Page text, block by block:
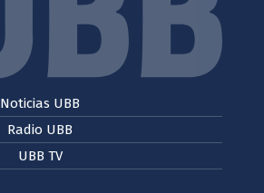
Noticias UBB
Radio UBB
UBB TV